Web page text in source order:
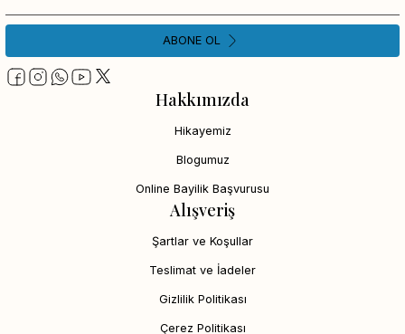
Hakkımızda
Hikayemiz
Blogumuz
Online Bayilik Başvurusu
Alışveriş
Şartlar ve Koşullar
Teslimat ve İadeler
Gizlilik Politikası
Çerez Politikası
ABONE OL